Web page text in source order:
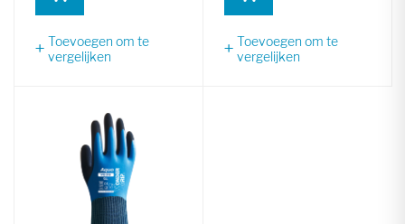
Toevoegen om te
vergelijken
Toevoegen om te
vergelijken